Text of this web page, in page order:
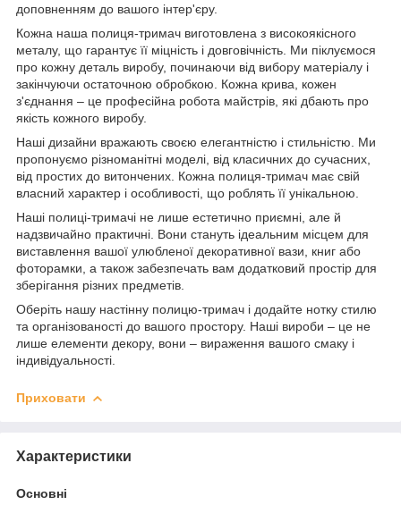
доповненням до вашого інтер'єру.
Кожна наша полиця-тримач виготовлена з високоякісного
металу, що гарантує її міцність і довговічність. Ми піклуємося
про кожну деталь виробу, починаючи від вибору матеріалу і
закінчуючи остаточною обробкою. Кожна крива, кожен
з'єднання – це професійна робота майстрів, які дбають про
якість кожного виробу.
Наші дизайни вражають своєю елегантністю і стильністю. Ми
пропонуємо різноманітні моделі, від класичних до сучасних,
від простих до витончених. Кожна полиця-тримач має свій
власний характер і особливості, що роблять її унікальною.
Наші полиці-тримачі не лише естетично приємні, але й
надзвичайно практичні. Вони стануть ідеальним місцем для
виставлення вашої улюбленої декоративної вази, книг або
фоторамки, а також забезпечать вам додатковий простір для
зберігання різних предметів.
Оберіть нашу настінну полицю-тримач і додайте нотку стилю
та організованості до вашого простору. Наші вироби – це не
лише елементи декору, вони – вираження вашого смаку і
індивідуальності.
Приховати
Характеристики
Основні